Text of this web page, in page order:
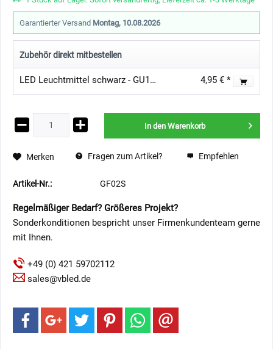
Garantierter Versand Montag, 10.08.2026
Zubehör direkt mitbestellen
LED Leuchtmittel schwarz - GU10 - 3,5W 4,95 € *
In den Warenkorb
Merken Fragen zum Artikel? Empfehlen
Artikel-Nr.: GF02S
Regelmäßiger Bedarf? Größeres Projekt?
Sonderkonditionen bespricht unser Firmenkundenteam gerne
mit Ihnen.
+49 (0) 421 59702112
sales@vbled.de